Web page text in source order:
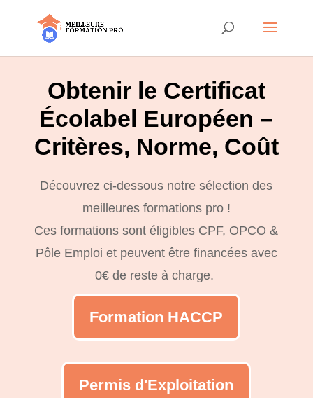
Obtenir le Certificat
Écolabel Européen –
Critères, Norme, Coût
Découvrez ci-dessous notre sélection des
meilleures formations pro !
Ces formations sont éligibles CPF, OPCO &
Pôle Emploi et peuvent être financées avec
0€ de reste à charge.
Formation HACCP
Permis d'Exploitation